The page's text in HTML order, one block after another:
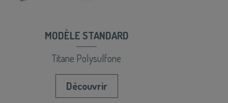
MODÈLE STANDARD
Titane Polysulfone
Découvrir